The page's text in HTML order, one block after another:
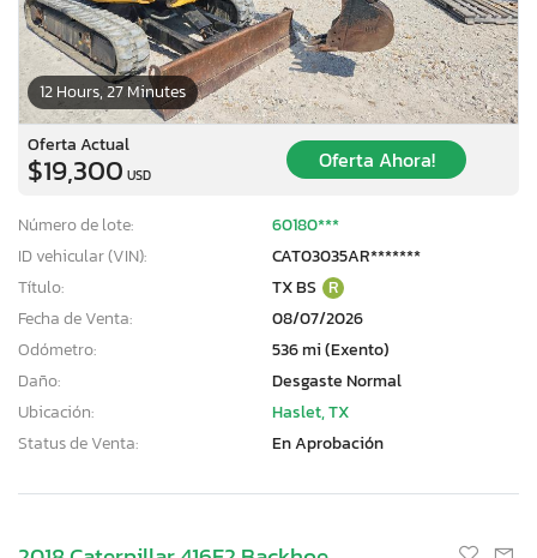
12 Hours, 27 Minutes
Oferta Actual
$19,300 USD
Oferta Ahora!
Número de lote:
60180***
ID vehicular (VIN):
CAT03035AR*******
Título:
TX BS R
Fecha de Venta:
08/07/2026
Odómetro:
536 mi (Exento)
Daño:
Desgaste Normal
Ubicación:
Haslet, TX
Status de Venta:
En Aprobación